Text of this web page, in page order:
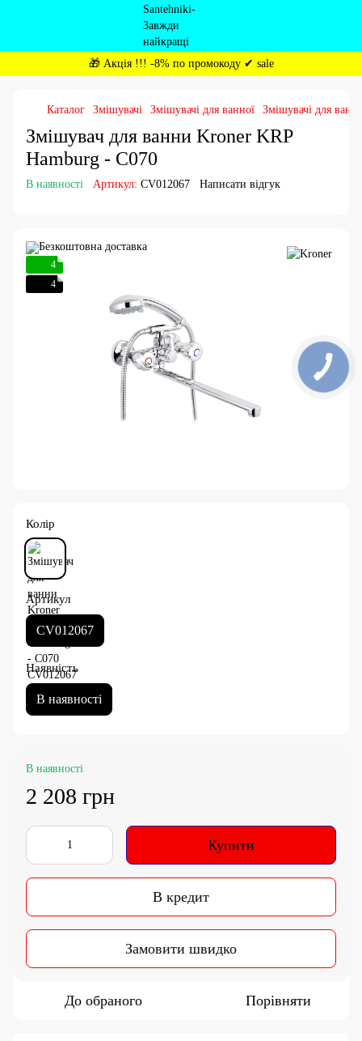
🎁 Акція !!! -8% по промокоду ✔ sale
Каталог Змішувачі Змішувачі для ванної Змішувачі для
Змішувач для ванни Kroner KRP
Hamburg - C070
В наявності Артикул: CV012067 Написати відгук
4
4
Колір
Артикул
CV012067
Наявність
В наявності
В наявності
2 208 грн
Купити
В кредит
Замовити швидко
До обраного Порівняти